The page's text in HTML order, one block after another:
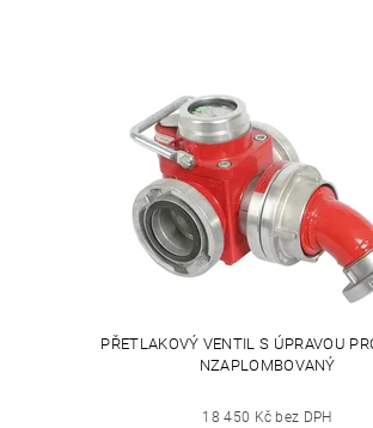
PŘETLAKOVÝ VENTIL S ÚPRAVOU
NZAPLOMBOVANÝ
18 450 Kč bez DPH